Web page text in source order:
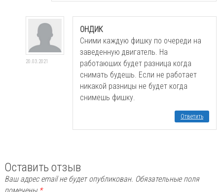
20.03.2021
ОНДИК
Сними каждую фишку по очереди на
заведенную двигатель. На
работаюших будет разница когда
снимать будешь. Если не работает
никакой разницы не будет когда
снимешь фишку.
Ответить
Оставить отзыв
Ваш адрес email не будет опубликован. Обязательные поля